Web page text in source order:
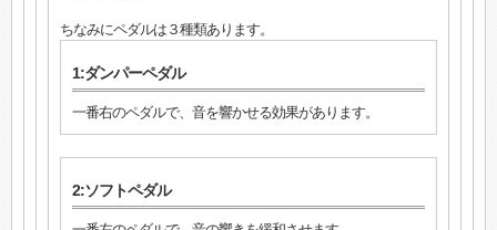
ちなみにペダルは３種類あります。
1:ダンパーペダル
一番右のペダルで、音を響かせる効果があります。
2:ソフトペダル